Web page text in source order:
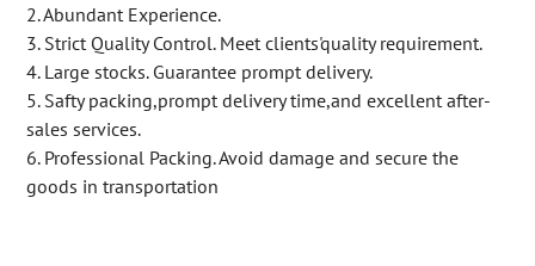
2. Abundant Experience.
3. Strict Quality Control. Meet clients'quality requirement.
4. Large stocks. Guarantee prompt delivery.
5. Safty packing,prompt delivery time,and excellent after-
sales services.
6. Professional Packing. Avoid damage and secure the
goods in transportation